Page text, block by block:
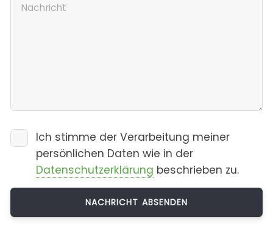
Ich stimme der Verarbeitung meiner
persönlichen Daten wie in der
Datenschutzerklärung beschrieben zu.